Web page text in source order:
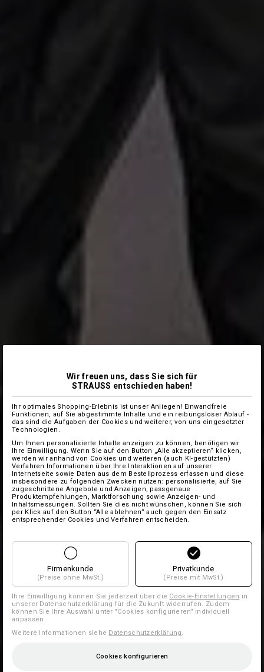
Wir freuen uns, dass Sie sich für
STRAUSS entschieden haben!
Ihr optimales Shopping-Erlebnis ist unser Anliegen! Einwandfreie
Funktionen, auf Sie abgestimmte Inhalte und ein reibungsloser Ablauf -
das sind die Aufgaben der Cookies und weiterer, von uns eingesetzter
Technologien.
Um Ihnen personalisierte Inhalte anzeigen zu können, benötigen wir
Ihre Einwilligung. Wenn Sie auf den Button „Alle akzeptieren“ klicken,
werden wir anhand von Cookies und weiteren (auch KI-gestützten)
Verfahren Informationen über Ihre Interaktionen auf unserer
Internetseite sowie Daten aus dem Bestellprozess erfassen und diese
insbesondere zu folgenden Zwecken nutzen: personalisierte, auf Sie
zugeschnittene Angebote und Anzeigen, passgenaue
Produktempfehlungen, Marktforschung sowie Anzeigen- und
Inhaltsmessungen. Sollten Sie dies nicht wünschen, können Sie sich
per Klick auf den Button “Alle ablehnen” auch gegen den Einsatz
entsprechender Cookies und Verfahren entscheiden.
Firmenkunde
(Preise ohne MwSt.)
Privatkunde
(Preise mit MwSt.)
Ihre Einwilligung können Sie jederzeit über die Cookie-Einstellungen in
unserer Datenschutzerklärung für die Zukunft widerrufen. Zudem
können Sie Ihre Auswahl unter "Cookies konfigurieren" individuell
anpassen
Weitere Informationen siehe Datenschutzerklärung.
Cookies konfigurieren